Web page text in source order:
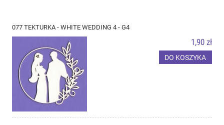
077 TEKTURKA - WHITE WEDDING 4 - G4
1,90 zł
DO KOSZYKA